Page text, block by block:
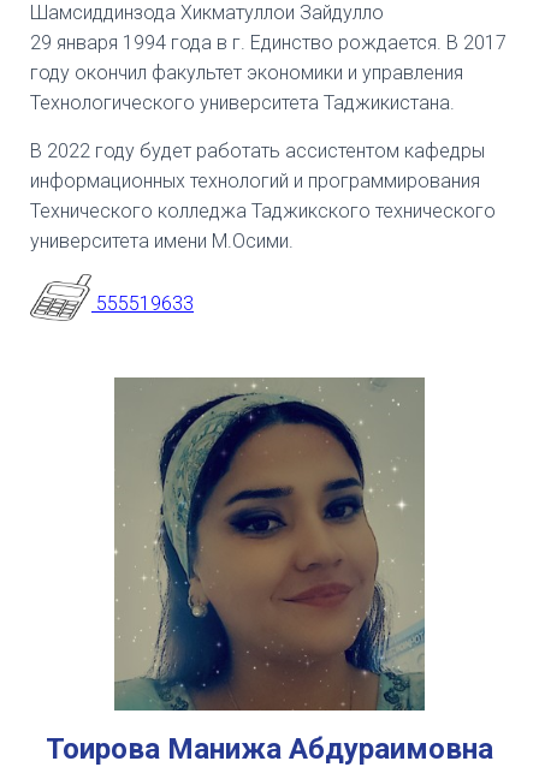
Шамсиддинзода Хикматуллои Зайдулло
29 января 1994 года в г. Единство рождается. В 2017
году окончил факультет экономики и управления
Технологического университета Таджикистана.
В 2022 году будет работать ассистентом кафедры
информационных технологий и программирования
Технического колледжа Таджикского технического
университета имени М.Осими.
555519633
Тоирова Манижа Абдураимовна